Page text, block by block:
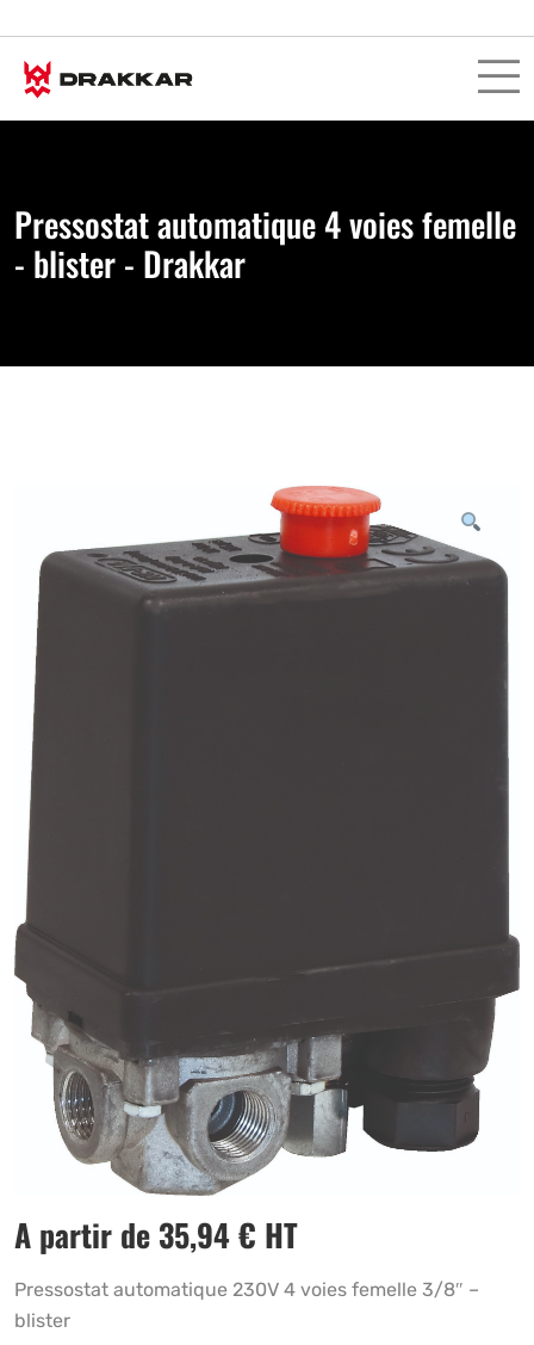
Pressostat automatique 4 voies femelle
- blister - Drakkar
A partir de 35,94€ HT
Pressostat automatique 230V 4 voies femelle 3/8″ –
blister